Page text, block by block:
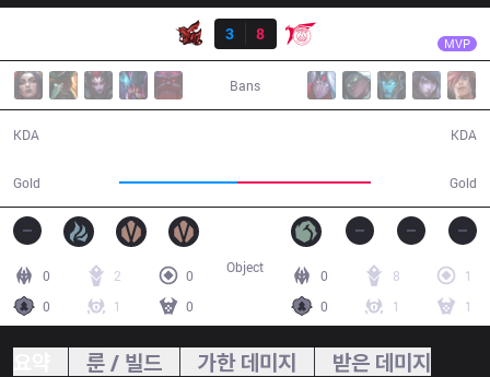
3
8 MVP
Bans
KDA
Gold Gold
KDA
0 2
0
0
1 0
0 8
1
0
1 1
Object
룬 / 빌드 가한 데미지 받은 데미지